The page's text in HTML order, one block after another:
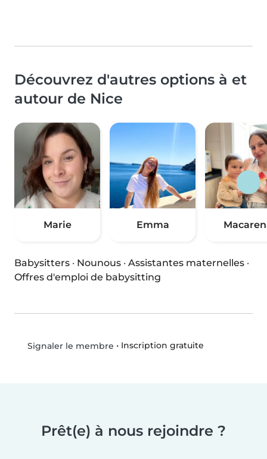
Découvrez d'autres options à et
autour de Nice
Marie Emma
Babysitters · Nounous · Assistantes maternelles ·
Offres d'emploi de babysitting
Signaler le membre • Inscription gratuite
Prêt(e) à nous rejoindre ?